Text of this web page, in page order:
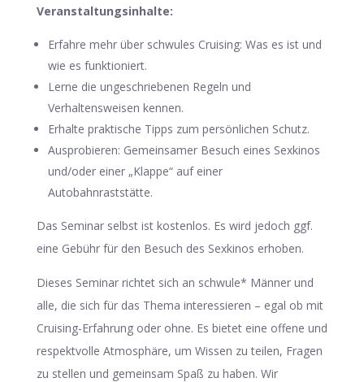
Veranstaltungsinhalte:
Erfahre mehr über schwules Cruising: Was es ist und
wie es funktioniert.
Lerne die ungeschriebenen Regeln und
Verhaltensweisen kennen.
Erhalte praktische Tipps zum persönlichen Schutz.
Ausprobieren: Gemeinsamer Besuch eines Sexkinos
und/oder einer „Klappe“ auf einer
Autobahnraststätte.
Das Seminar selbst ist kostenlos. Es wird jedoch ggf.
eine Gebühr für den Besuch des Sexkinos erhoben.
Dieses Seminar richtet sich an schwule* Männer und
alle, die sich für das Thema interessieren – egal ob mit
Cruising-Erfahrung oder ohne. Es bietet eine offene und
respektvolle Atmosphäre, um Wissen zu teilen, Fragen
zu stellen und gemeinsam Spaß zu haben. Wir